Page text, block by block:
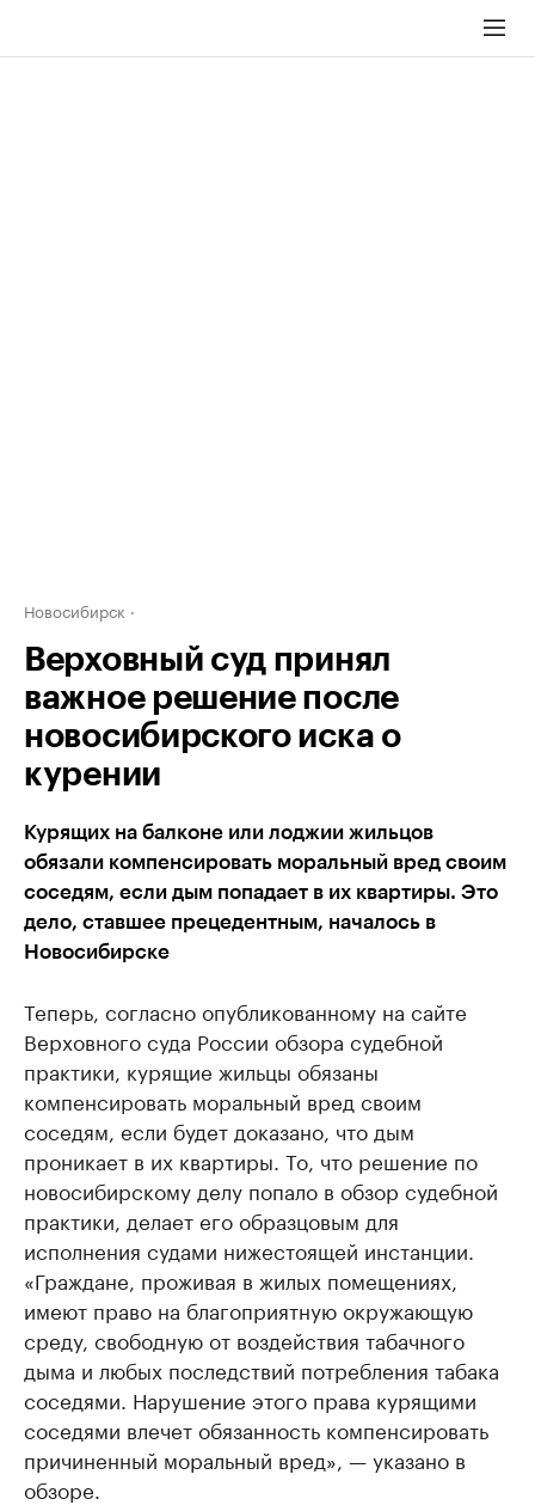
Новосибирск
Верховный суд принял
важное решение после
новосибирского иска о
курении
Курящих на балконе или лоджии жильцов
обязали компенсировать моральный вред своим
соседям, если дым попадает в их квартиры. Это
дело, ставшее прецедентным, началось в
Новосибирске
Теперь, согласно опубликованному на сайте
Верховного суда России обзора судебной
практики, курящие жильцы обязаны
компенсировать моральный вред своим
соседям, если будет доказано, что дым
проникает в их квартиры. То, что решение по
новосибирскому делу попало в обзор судебной
практики, делает его образцовым для
исполнения судами нижестоящей инстанции.
«Граждане, проживая в жилых помещениях,
имеют право на благоприятную окружающую
среду, свободную от воздействия табачного
дыма и любых последствий потребления табака
соседями. Нарушение этого права курящими
соседями влечет обязанность компенсировать
причиненный моральный вред», — указано в
обзоре.